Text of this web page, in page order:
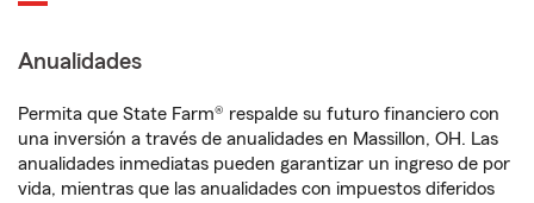
Anualidades
Permita que State Farm® respalde su futuro financiero con
una inversión a través de anualidades en Massillon, OH. Las
anualidades inmediatas pueden garantizar un ingreso de por
vida, mientras que las anualidades con impuestos diferidos